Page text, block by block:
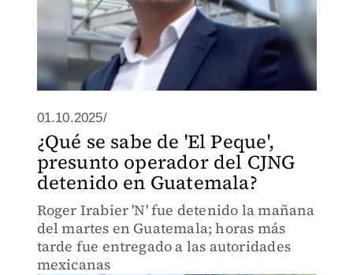
01.10.2025/
¿Qué se sabe de 'El Peque',
presunto operador del CJNG
detenido en Guatemala?
Roger Irabier 'N' fue detenido la mañana
del martes en Guatemala; horas más
tarde fue entregado a las autoridades
mexicanas